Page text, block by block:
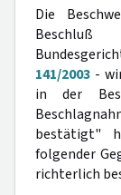
Die
141/2003 -
in der
bestätigt"
folgender
richterlich